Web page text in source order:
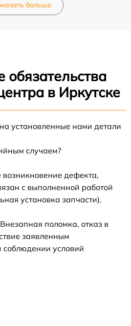
больше
обязательства
в Иркутске
установленные нами детали
случаем?
дефекта,
с выполненной работой
установка запчасти).
поломка, отказ в
заявленным
соблюдении условий